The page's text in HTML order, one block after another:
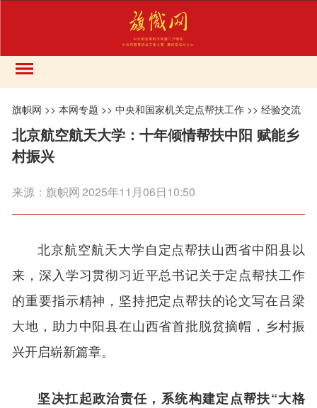
旗帜网 >>本网专题 >>中央和国家机关定点帮扶工作 >>经验交流
北京航空航天大学：十年倾情帮扶中阳 赋能乡
村振兴
来源：旗帜网2025年11月06日10:50
北京航空航天大学自定点帮扶山西省中阳县以
来，深入学习贯彻习近平总书记关于定点帮扶工作
的重要指示精神，坚持把定点帮扶的论文写在吕梁
大地，助力中阳县在山西省首批脱贫摘帽，乡村振
兴开启崭新篇章。
坚决扛起政治责任，系统构建定点帮扶“大格